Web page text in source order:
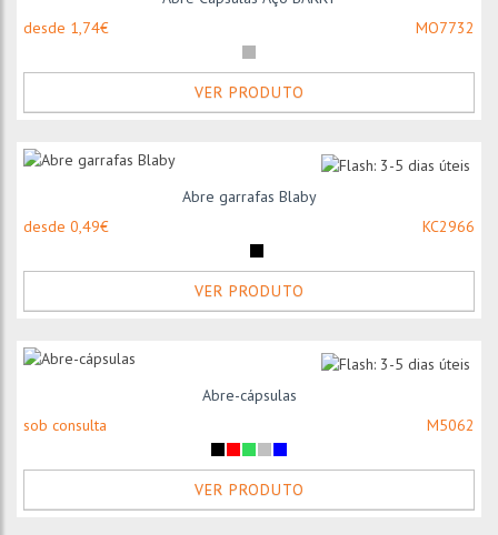
desde 1,74€
MO7732
VER PRODUTO
Abre garrafas Blaby
desde 0,49€
KC2966
VER PRODUTO
Abre-cápsulas
sob consulta
M5062
VER PRODUTO